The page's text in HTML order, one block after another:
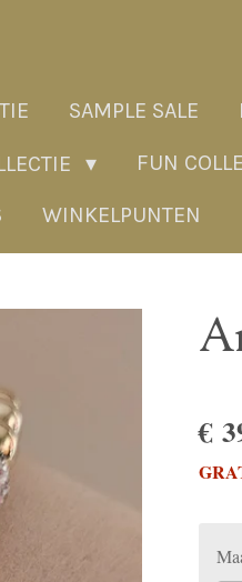
SAMPLE SALE
FUN
WINKELPUNTEN
€